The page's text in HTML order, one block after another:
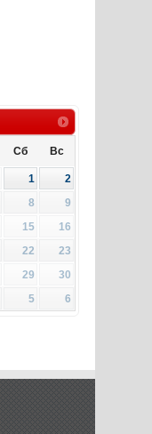
Сб Вс
1
2
8
9
15
16
22
23
29
30
5 6